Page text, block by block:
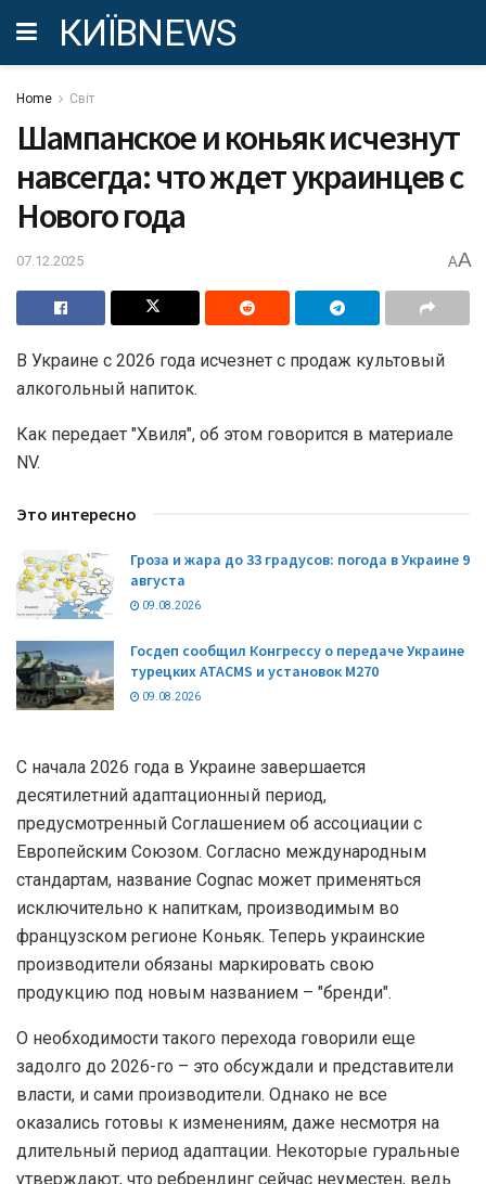
КИЇВNEWS
Home Світ
Шампанское и коньяк исчезнут
навсегда: что ждет украинцев с
Нового года
07.12.2025 AA
В Украине с 2026 года исчезнет с продаж культовый
алкогольный напиток.
Как передает "Хвиля", об этом говорится в материале
NV.
Это интересно
Гроза и жара до 33 градусов: погода в Украине 9
августа
09.08.2026
Госдеп сообщил Конгрессу о передаче Украине
турецких ATACMS и установок M270
09.08.2026
С начала 2026 года в Украине завершается
десятилетний адаптационный период,
предусмотренный Соглашением об ассоциации с
Европейским Союзом. Согласно международным
стандартам, название Cognac может применяться
исключительно к напиткам, производимым во
французском регионе Коньяк. Теперь украинские
производители обязаны маркировать свою
продукцию под новым названием – "бренди".
О необходимости такого перехода говорили еще
задолго до 2026-го – это обсуждали и представители
власти, и сами производители. Однако не все
оказались готовы к изменениям, даже несмотря на
длительный период адаптации. Некоторые гуральные
утверждают, что ребрендинг сейчас неуместен, ведь